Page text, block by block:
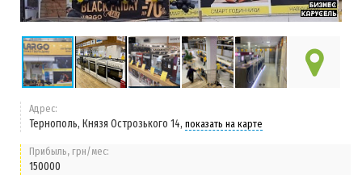
Адрес:
Тернополь, Князя Острозького 14, показать на карте
Прибыль, грн/мес:
150000